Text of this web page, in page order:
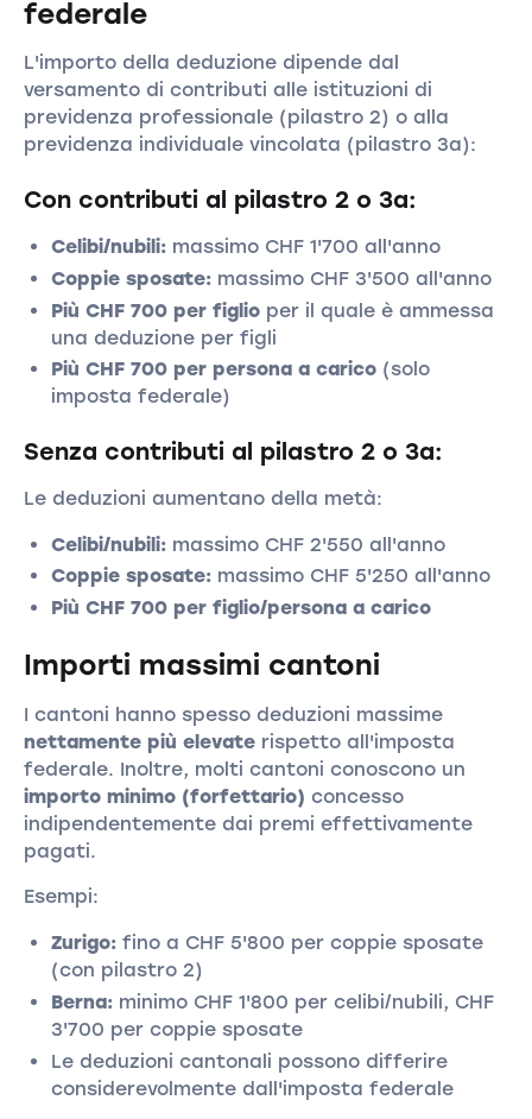
federale
L'importo della deduzione dipende dal
versamento di contributi alle istituzioni di
previdenza professionale (pilastro 2) o alla
previdenza individuale vincolata (pilastro 3a):
Con contributi al pilastro 2 o 3a:
Celibi/nubili: massimo CHF 1'700 all'anno
Coppie sposate: massimo CHF 3'500 all'anno
Più CHF 700 per figlio per il quale è ammessa
una deduzione per figli
Più CHF 700 per persona a carico (solo
imposta federale)
Senza contributi al pilastro 2 o 3a:
Le deduzioni aumentano della metà:
Celibi/nubili: massimo CHF 2'550 all'anno
Coppie sposate: massimo CHF 5'250 all'anno
Più CHF 700 per figlio/persona a carico
Importi massimi cantoni
I cantoni hanno spesso deduzioni massime
nettamente più elevaterispetto all'imposta
federale. Inoltre, molti cantoni conoscono un
importo minimo (forfettario) concesso
indipendentemente dai premi effettivamente
pagati.
Esempi:
Zurigo: fino a CHF 5'800 per coppie sposate
(con pilastro 2)
Berna: minimo CHF 1'800 per celibi/nubili, CHF
3'700 per coppie sposate
Le deduzioni cantonali possono differire
considerevolmente dall'imposta federale